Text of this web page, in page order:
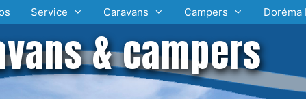
Service Caravans Campers Doréma
& campers